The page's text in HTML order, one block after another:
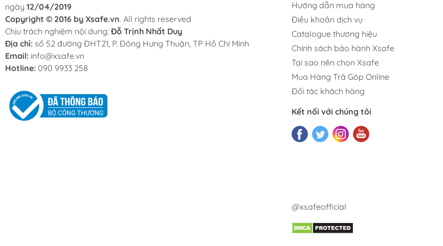
ngày 12/04/2019
Copyright © 2016 by Xsafe.vn. All rights reserved
Chịu trách nghiệm nội dung: Đỗ Trịnh Nhất Duy
Địa chỉ: số 52 đường ĐHT21, P. Đông Hưng Thuận, TP Hồ Chí Minh
Email: info@xsafe.vn
Hotline: 090 9933 258
Hướng dẫn mua hàng
Điều khoản dịch vụ
Catalogue thương hiệu
Chính sách bảo hành Xsafe
Tại sao nên chọn Xsafe
Mua Hàng Trả Góp Online
Đối tác khách hàng
Kết nối với chúng tôi
@xsafeofficial